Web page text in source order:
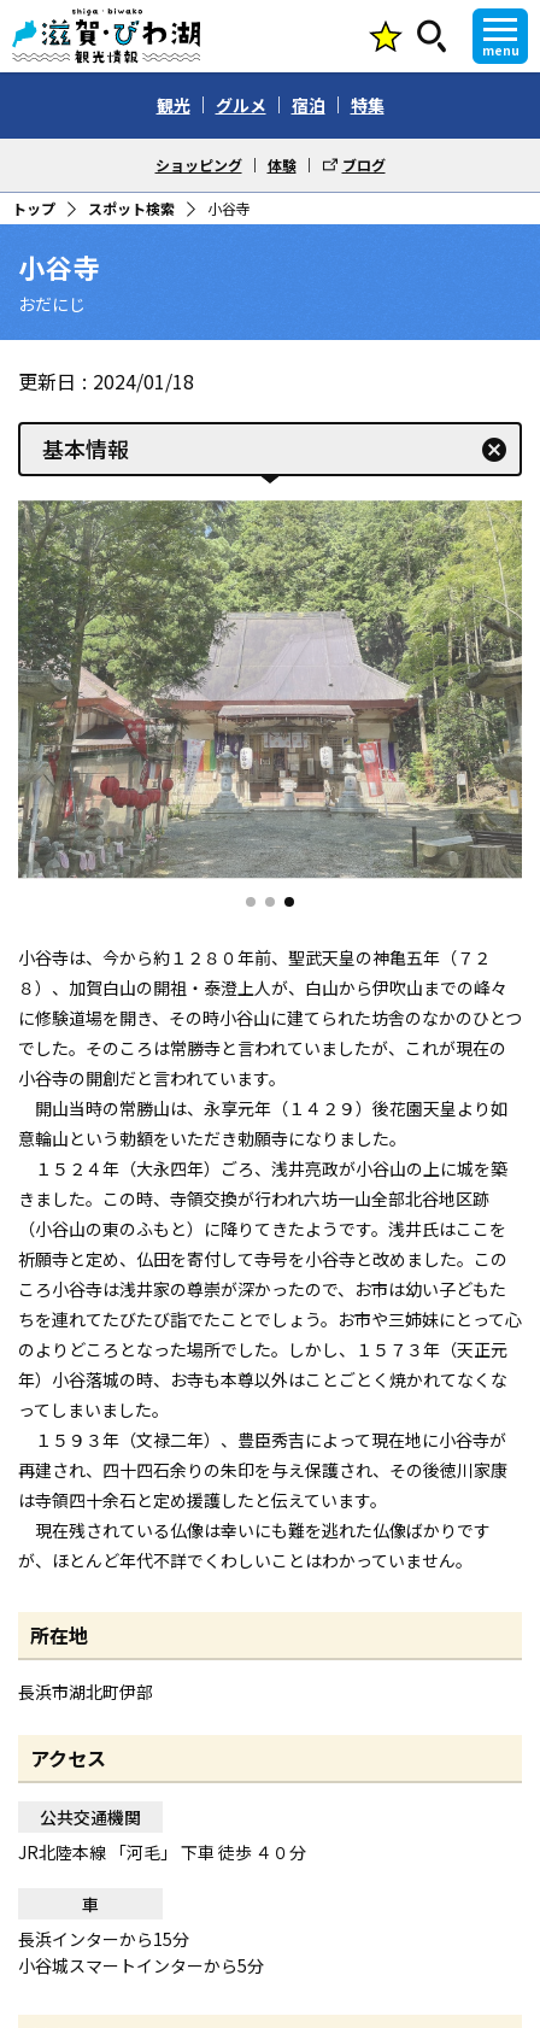
menu
観光 グルメ 宿泊 特集
ショッピング 体験 ブログ
トップ スポット検索 小谷寺
小谷寺
おだにじ
更新日 2024/01/18
基本情報 cancel
小谷寺は、今から約１２８０年前、聖武天皇の神亀五年（７２
８）、加賀白山の開祖・泰澄上人が、白山から伊吹山までの峰々
に修験道場を開き、その時小谷山に建てられた坊舎のなかのひとつ
でした。そのころは常勝寺と言われていましたが、これが現在の
小谷寺の開創だと言われています。
開山当時の常勝山は、永享元年（１４２９）後花園天皇より如
意輪山という勅額をいただき勅願寺になりました。
１５２４年（大永四年）ごろ、浅井亮政が小谷山の上に城を築
きました。この時、寺領交換が行われ六坊一山全部北谷地区跡
（小谷山の東のふもと）に降りてきたようです。浅井氏はここを
祈願寺と定め、仏田を寄付して寺号を小谷寺と改めました。この
ころ小谷寺は浅井家の尊崇が深かったので、お市は幼い子どもた
ちを連れてたびたび詣でたことでしょう。お市や三姉妹にとって心
のよりどころとなった場所でした。しかし、１５７３年（天正元
年）小谷落城の時、お寺も本尊以外はことごとく焼かれてなくな
ってしまいました。
１５９３年（文禄二年）、豊臣秀吉によって現在地に小谷寺が
再建され、四十四石余りの朱印を与え保護され、その後徳川家康
は寺領四十余石と定め援護したと伝えています。
現在残されている仏像は幸いにも難を逃れた仏像ばかりです
が、ほとんど年代不詳でくわしいことはわかっていません。
所在地
長浜市湖北町伊部
アクセス
公共交通機関
JR北陸本線 「河毛」 下車 徒歩 ４０分
車
長浜インターから15分
小谷城スマートインターから5分